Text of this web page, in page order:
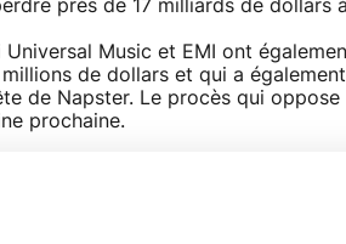
près de 17 milliards de dollars
Music et EMI ont
de dollars et qui a
de Napster. Le procès qui
prochaine.